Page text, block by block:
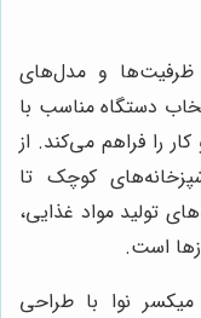
ظرفیت‌ها و مدل‌های
دستگاه مناسب با
را فراهم می‌کند. از
کوچک تا
تولید مواد غذایی،
است.
میکسر نوا با طراحی